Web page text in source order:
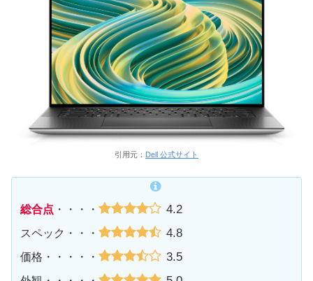
引用元： Dell 公式サイト
総合点 ・・・・ 4.2
スペック・・・ 4.8
価格・・・・・ 3.5